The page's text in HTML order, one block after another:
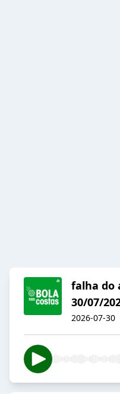
falha do
30/07/
2026-07-30